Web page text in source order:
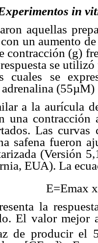
in
aquellas
un aumento
contracción (g)
se
cuales se
a la aurícula
una
Las
safena fueron
(Versión
EUA). La
E=Emax
la
El valor mejor
de producir el